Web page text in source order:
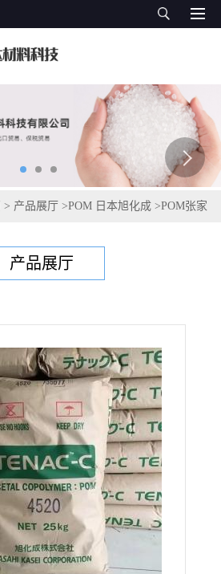
> 产品展厅 >POM 日本旭化成 >POM张家
产品展厅